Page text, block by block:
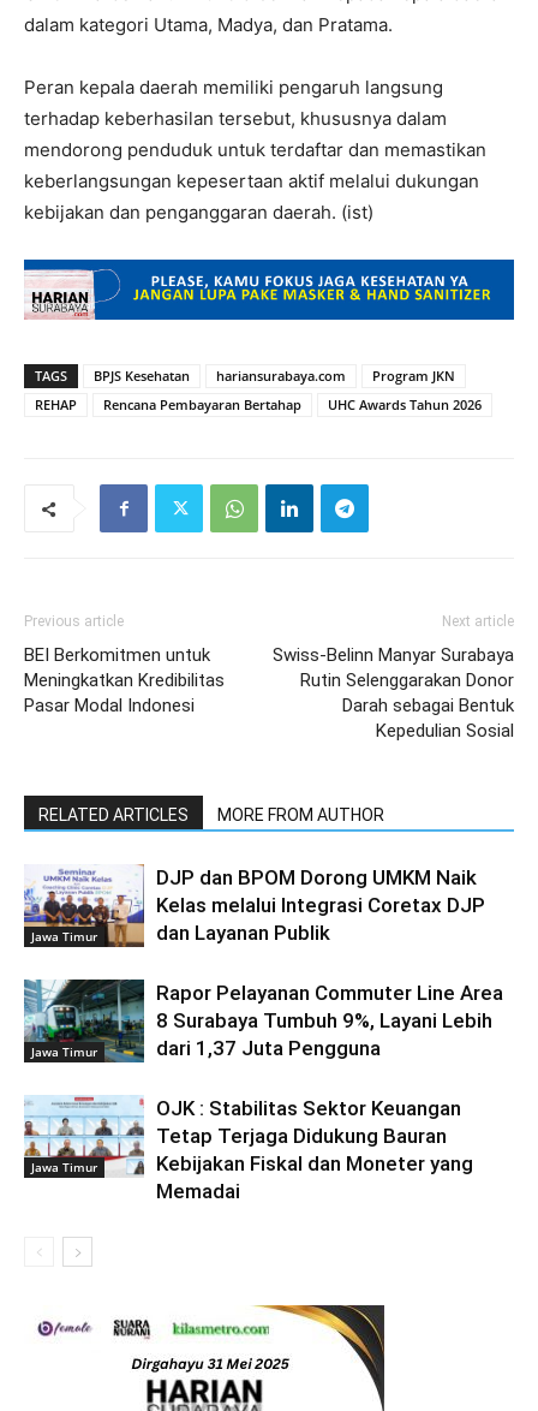
dalam kategori Utama, Madya, dan Pratama.
Peran kepala daerah memiliki pengaruh langsung
terhadap keberhasilan tersebut, khususnya dalam
mendorong penduduk untuk terdaftar dan memastikan
keberlangsungan kepesertaan aktif melalui dukungan
kebijakan dan penganggaran daerah. (ist)
TAGS BPJS Kesehatan hariansurabaya.com
Program JKN
REHAP
Rencana Pembayaran Bertahap UHC Awards Tahun 2026
Previous article
BEI Berkomitmen untuk
Meningkatkan Kredibilitas
Pasar Modal Indonesi
Next article
Swiss-Belinn Manyar Surabaya
Rutin Selenggarakan Donor
Darah sebagai Bentuk
Kepedulian Sosial
RELATED ARTICLES MORE FROM AUTHOR
Jawa Timur
DJP dan BPOM Dorong UMKM Naik
Kelas melalui Integrasi Coretax DJP
dan Layanan Publik
Jawa Timur
Rapor Pelayanan Commuter Line Area
8 Surabaya Tumbuh 9%, Layani Lebih
dari 1,37 Juta Pengguna
Jawa Timur
OJK : Stabilitas Sektor Keuangan
Tetap Terjaga Didukung Bauran
Kebijakan Fiskal dan Moneter yang
Memadai